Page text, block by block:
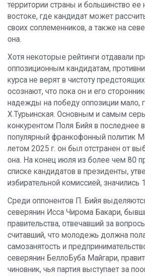
территории страны и большинство ее
востоке, где кандидат может
своих соплеменников, а также на
она.
Хотя некоторые рейтинги отдавали
оппозиционным кандидатам,
курса не верят в чистоту
осознают, что пока он и его
надежды на победу оппозиции мало,
Х.Турьинская. Основным и самым
конкурентом Поля Бийя в последнее
популярный франкофонный политик
летом 2025 г. он был отстранен от
она. На конец июля из более чем 80
списке кандидатов в президенты,
избирательной комиссией, значились
Среди оппонентов П. Бийя
северянин Исса Чирома Бакари,
правительства, отвечавший за
считавший, что молодежь должна
самозанятость и
северянин БеллоБуба Майгари,
чиновник, чья партия выступает за